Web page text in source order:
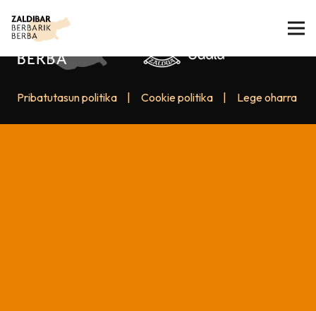
Pribatutasun politika Cookie politika Lege oharra